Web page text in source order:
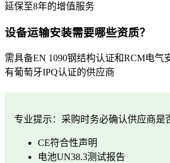
延保至8年的增值服务
设备运输安装需要哪些资质？
需具备EN 1090钢结构认证和RCM电气
有葡萄牙IPQ认证的供应商
专业提示：采购时务必确认供应商是
CE符合性声明
电池UN38.3测试报告